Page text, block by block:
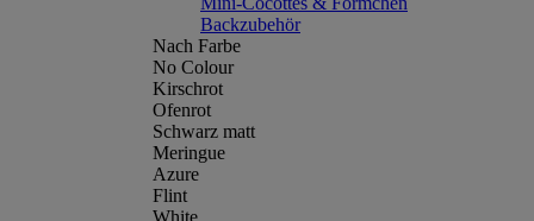
Backzubehör
Nach Farbe
No Colour
Kirschrot
Ofenrot
Schwarz matt
Meringue
Azure
Flint
White